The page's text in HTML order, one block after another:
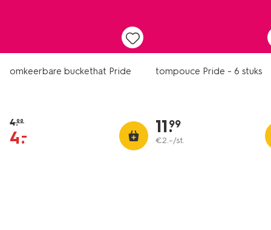
omkeerbare buckethat Pride
4.99
4.
–
tompouce Pride - 6 stuks
11.
99
€2.–/st.